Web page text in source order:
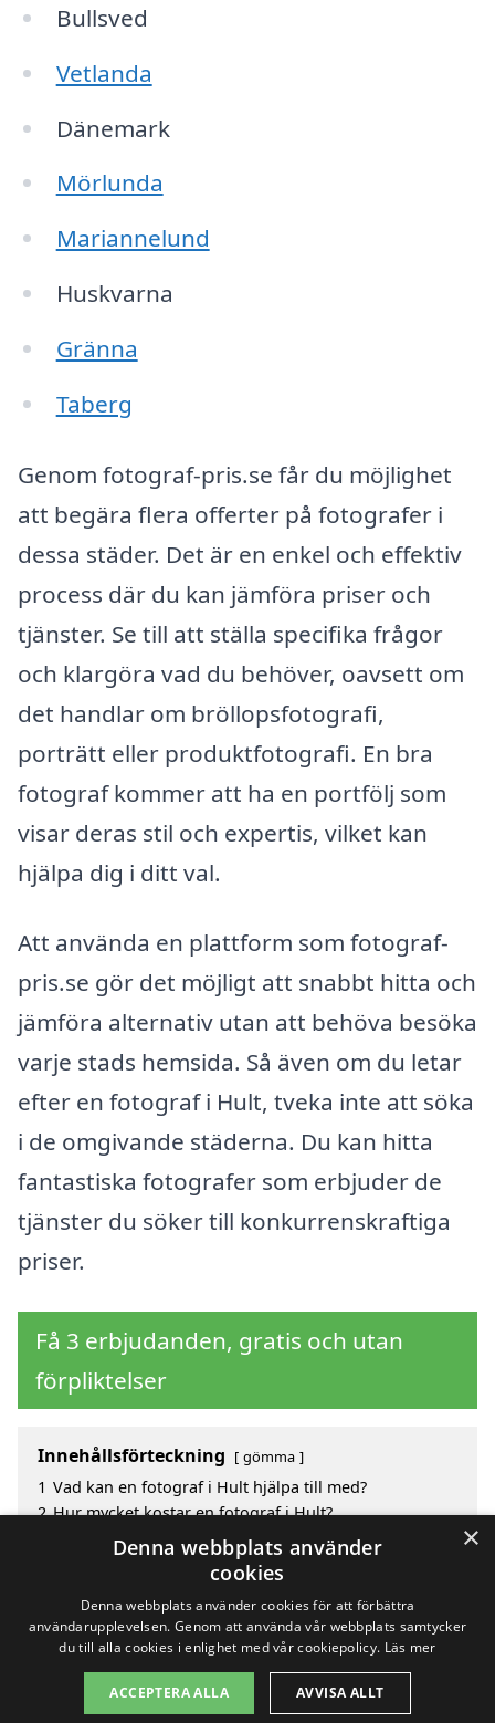
Bullsved
Vetlanda
Dänemark
Mörlunda
Mariannelund
Huskvarna
Gränna
Taberg
Genom fotograf-pris.se får du möjlighet
att begära flera offerter på fotografer i
dessa städer. Det är en enkel och effektiv
process där du kan jämföra priser och
tjänster. Se till att ställa specifika frågor
och klargöra vad du behöver, oavsett om
det handlar om bröllopsfotografi,
porträtt eller produktfotografi. En bra
fotograf kommer att ha en portfölj som
visar deras stil och expertis, vilket kan
hjälpa dig i ditt val.
Att använda en plattform som fotograf-
pris.se gör det möjligt att snabbt hitta och
jämföra alternativ utan att behöva besöka
varje stads hemsida. Så även om du letar
efter en fotograf i Hult, tveka inte att söka
i de omgivande städerna. Du kan hitta
fantastiska fotografer som erbjuder de
tjänster du söker till konkurrenskraftiga
priser.
Få 3 erbjudanden, gratis och utan
förpliktelser
Innehållsförteckning gömma
1 Vad kan en fotograf i Hult hjälpa till med?
2 Hur mycket kostar en fotograf i Hult?
Fördelar med att välja fotograf i Hult
Sök efter en skicklig fotograf i de omgivande
Copyright 2026 - Pilanto Aps
×
Denna webbplats använder
cookies
Denna webbplats använder cookies för att förbättra
användarupplevelsen. Genom att använda vår webbplats samtycker
du till alla cookies i enlighet med vår cookiepolicy. Läs mer
ACCEPTERA ALLA AVVISA ALLT